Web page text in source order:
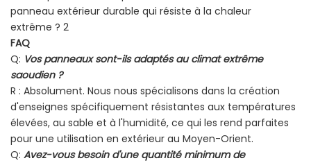
FAQ
Q: Vos panneaux sont-ils adaptés au climat extrême
saoudien ?
R : Absolument. Nous nous spécialisons dans la création
d'enseignes spécifiquement résistantes aux températures
élevées, au sable et à l'humidité, ce qui les rend parfaites
pour une utilisation en extérieur au Moyen-Orient.
Q: Avez-vous besoin d'une quantité minimum de